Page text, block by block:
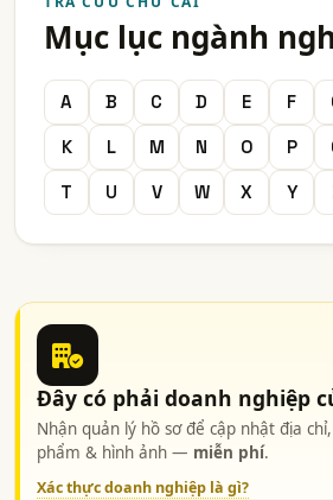
Mục lục ngành
A B C D E F
K
L M N O P
T
U V W X Y
Đây có phải doanh nghiệp
Nhận quản lý hồ sơ để cập nhật địa
phẩm & hình ảnh — miễn phí.
Xác thực doanh nghiệp là gì?